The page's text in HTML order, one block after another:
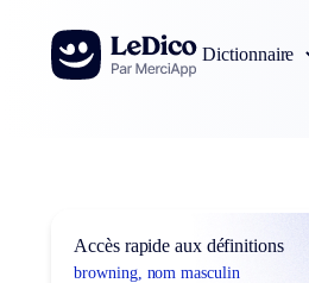
Aller au contenu
Dictionnaire
Accès rapide aux définitions
browning, nom masculin